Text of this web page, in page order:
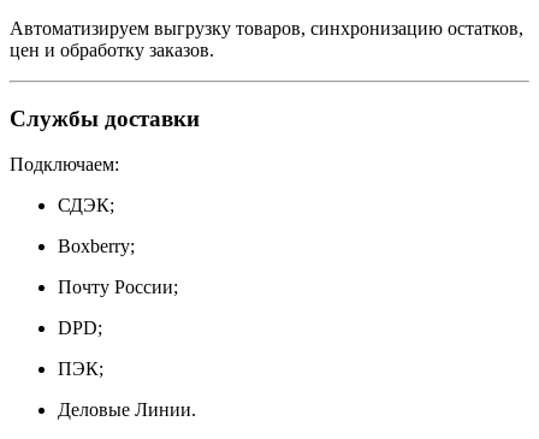
Автоматизируем выгрузку товаров, синхронизацию остатков,
цен и обработку заказов.
Службы доставки
Подключаем:
СДЭК;
Boxberry;
Почту России;
DPD;
ПЭК;
Деловые Линии.